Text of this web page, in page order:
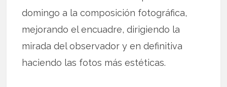
domingo a la composición fotográfica,
mejorando el encuadre, dirigiendo la
mirada del observador y en definitiva
haciendo las fotos más estéticas.